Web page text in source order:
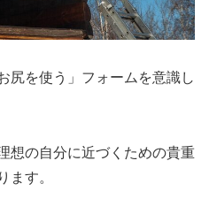
尻を使う」フォームを意識し
想の自分に近づくための貴重
ます。